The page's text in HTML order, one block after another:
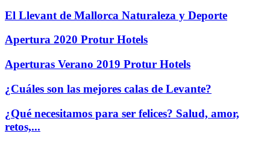
El Llevant de Mallorca Naturaleza y Deporte
Apertura 2020 Protur Hotels
Aperturas Verano 2019 Protur Hotels
¿Cuáles son las mejores calas de Levante?
¿Qué necesitamos para ser felices? Salud, amor,
retos,...